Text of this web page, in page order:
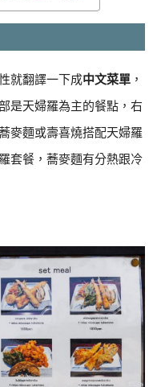
就翻譯一下成中文菜單 ，
是天婦羅為主的餐點，右
麥麵或壽喜燒搭配天婦羅
套餐，蕎麥麵有分熱跟冷